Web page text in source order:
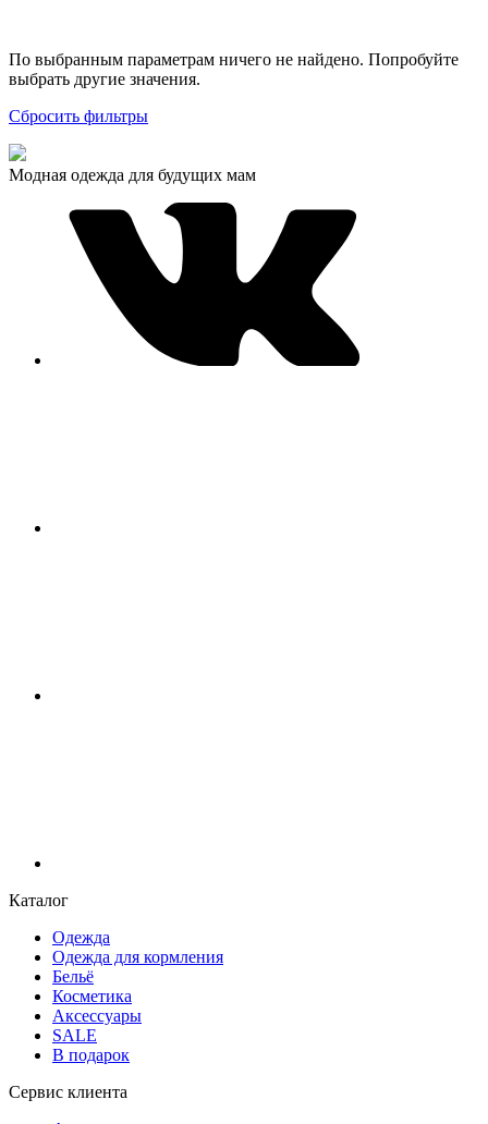
По выбранным параметрам ничего не найдено. Попробуйте
выбрать другие значения.
Сбросить фильтры
Модная одежда для будущих мам
Каталог
Одежда
Одежда для кормления
Бельё
Косметика
Аксессуары
SALE
В подарок
Сервис клиента